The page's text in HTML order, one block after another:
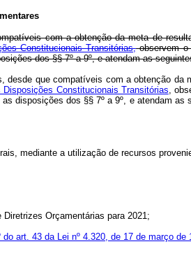
com a obtenção da meta de
Constitucionais Transitórias,observem o
dos §§ 7º a 9º, e atendam as
que compatíveis com a obtenção da
Disposições Constitucionais Transitórias,
disposições dos §§ 7º a 9º, e atendam
mediante a utilização de recursos
Orçamentárias para 2021;
do art. 43 da Lei nº 4.320, de 17 de março de